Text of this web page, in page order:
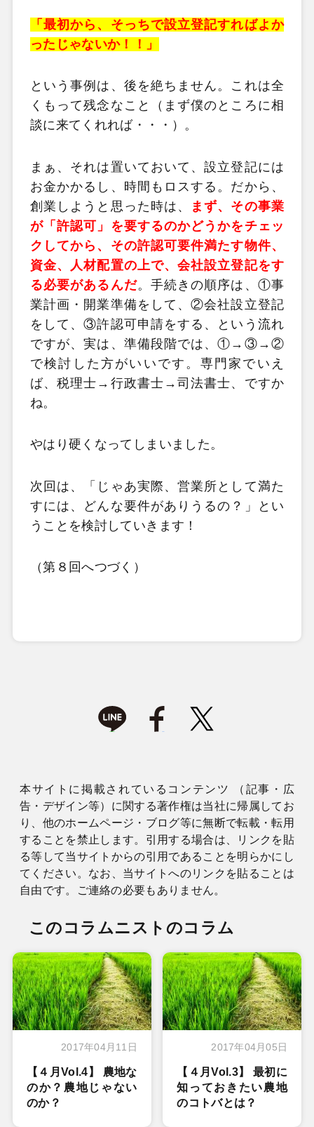
「最初から、そっちで設立登記すればよか
ったじゃないか！！」
という事例は、後を絶ちません。これは全
くもって残念なこと（まず僕のところに相
談に来てくれれば・・・）。
まぁ、それは置いておいて、設立登記には
お金かかるし、時間もロスする。だから、
創業しようと思った時は、
まず、その事業
が「許認可」を要するのかどうかをチェッ
クしてから、その許認可要件満たす物件、
資金、人材配置の上で、会社設立登記をす
る必要があるんだ。手続きの順序は、①事
業計画・開業準備をして、②会社設立登記
をして、③許認可申請をする、という流れ
ですが、実は、準備段階では、①→③→②
で検討した方がいいです。専門家でいえ
ば、税理士→行政書士→司法書士、ですか
ね。
やはり硬くなってしまいました。
次回は、「じゃあ実際、営業所として満た
すには、どんな要件がありうるの？」とい
うことを検討していきます！
（第８回へつづく）
本サイトに掲載されているコンテンツ （記事・広
告・デザイン等）に関する著作権は当社に帰属してお
り、他のホームページ・ブログ等に無断で転載・転用
することを禁止します。引用する場合は、リンクを貼
る等して当サイトからの引用であることを明らかにし
てください。なお、当サイトへのリンクを貼ることは
自由です。ご連絡の必要もありません。
このコラムニストのコラム
2017年04月11日
【４月Vol.4】 農地な
のか？農地じゃない
のか？
2017年04月05日
【４月Vol.3】 最初に
知っておきたい農地
のコトバとは？